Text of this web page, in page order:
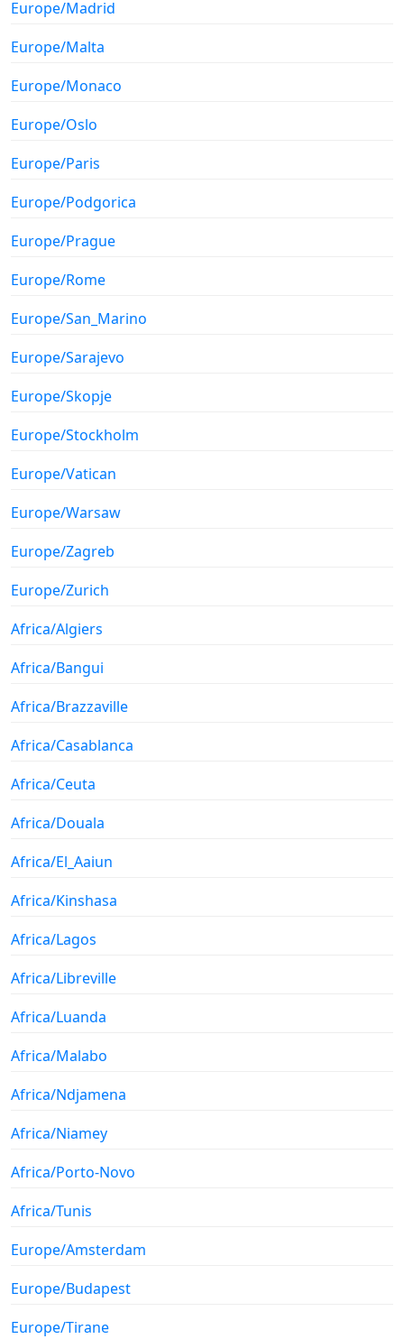
Europe/Madrid
Europe/Malta
Europe/Monaco
Europe/Oslo
Europe/Paris
Europe/Podgorica
Europe/Prague
Europe/Rome
Europe/San_Marino
Europe/Sarajevo
Europe/Skopje
Europe/Stockholm
Europe/Vatican
Europe/Warsaw
Europe/Zagreb
Europe/Zurich
Africa/Algiers
Africa/Bangui
Africa/Brazzaville
Africa/Casablanca
Africa/Ceuta
Africa/Douala
Africa/El_Aaiun
Africa/Kinshasa
Africa/Lagos
Africa/Libreville
Africa/Luanda
Africa/Malabo
Africa/Ndjamena
Africa/Niamey
Africa/Porto-Novo
Africa/Tunis
Europe/Amsterdam
Europe/Budapest
Europe/Tirane